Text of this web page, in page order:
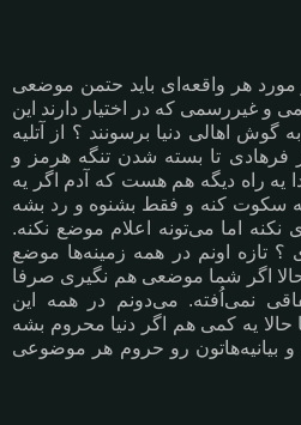
هر واقعه‌ای باید حتمن موضعی
و غیر‌رسمی که در اختیار دارند این
اهالی دنیا برسونند ؟ از آتلیه
فرهادی تا بسته شدن تنگه هرمز و
یه راه دیگه هم هست که آدم اگر یه
سکوت کنه و فقط بشنوه و رد بشه
نکنه اما می‌تونه اعلام موضع نکنه.
تازه اونم در همه زمینه‌ها موضع
اگر شما موضعی هم نگیری صرفا
نمی‌اُفته. می‌دونم در همه این
حالا یه کمی هم اگر دنیا محروم بشه
بیانیه‌هاتون رو حروم هر موضوعی